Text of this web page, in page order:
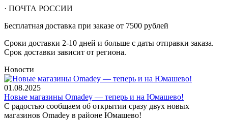
· ПОЧТА РОССИИ
Бесплатная доставка при заказе от 7500 рублей
Сроки доставки 2-10 дней и больше с даты отправки заказа.
Срок доставки зависит от региона.
Новости
01.08.2025
Новые магазины Omadey — теперь и на Юмашево!
С радостью сообщаем об открытии сразу двух новых
магазинов Omadey в районе Юмашево!